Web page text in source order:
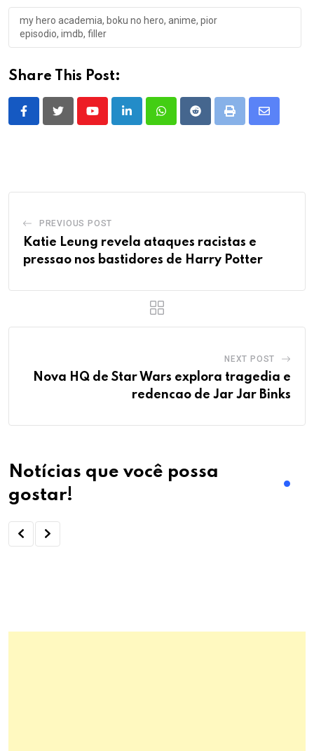
my hero academia, boku no hero, anime, pior
episodio, imdb, filler
Share This Post:
YoutubeLinkedInWhatsappRedditPrint
Share
PREVIOUS POST
Katie Leung revela ataques racistas e
pressao nos bastidores de Harry Potter
NEXT POST
Nova HQ de Star Wars explora tragedia e
redencao de Jar Jar Binks
Notícias que você possa
gostar!